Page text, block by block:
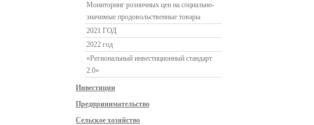
Мониторинг розничных цен на социально-
значимые продовольственные товары
2021 ГОД
2022 год
«Региональный инвестиционный стандарт
2.0»
Инвестиции
Предпринимательство
Сельское хозяйство